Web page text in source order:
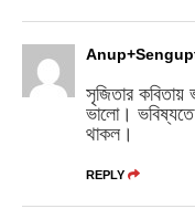
সৃজিতার কবিতায়
ভালো।
থাকল।
REPLY